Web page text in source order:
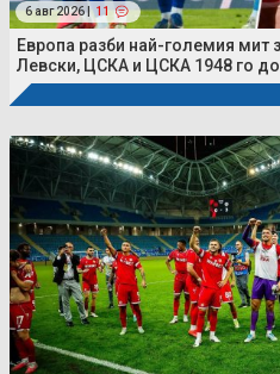
6 авг 2026 | 11
Европа разби най-големия мит
Левски, ЦСКА и ЦСКА 1948 го